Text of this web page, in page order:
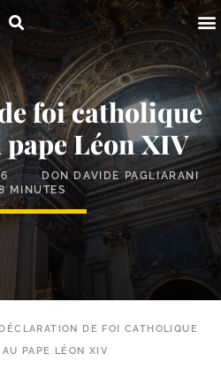
foi catholique
pape Léon XIV
DON DAVIDE PAGLIARANI
MINUTES
DÉCLARATION DE FOI CATHOLIQUE
PAPE LÉON XIV